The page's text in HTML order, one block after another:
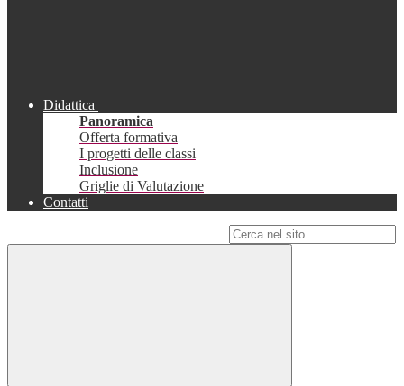
Didattica
Panoramica
Offerta formativa
I progetti delle classi
Inclusione
Griglie di Valutazione
Contatti